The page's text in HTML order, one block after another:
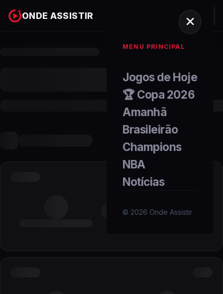
ONDE ASSISTIR
MENU PRINCIPAL
Jogos de Hoje
🏆 Copa 2026
Amanhã
Brasileirão
Champions
NBA
Notícias
© 2026 Onde Assistir